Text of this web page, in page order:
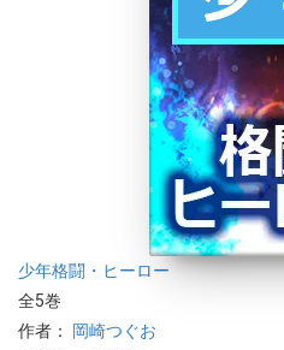
少年格闘・ヒーロー
全5巻
作者：
岡崎つぐお